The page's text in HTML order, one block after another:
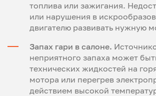
топлива или зажигания.
или нарушения в
двигателю развивать нужную
Запах гари в салоне.
неприятного запаха может
технических жидкостей на
мотора или перегрев
действием высокой